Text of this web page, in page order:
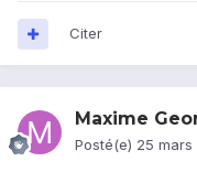
Citer
Maxime
Posté(e) 25 mars